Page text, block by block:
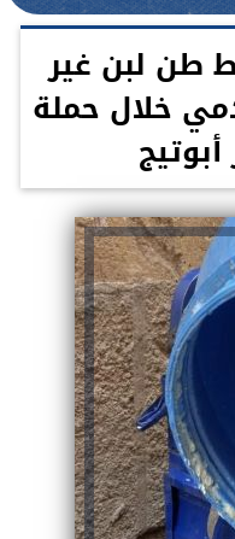
طن لبن غير
خلال حملة